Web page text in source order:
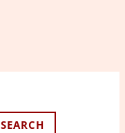
SEARCH